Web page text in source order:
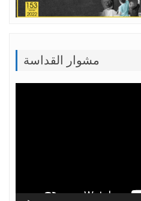
مشوار القداسة